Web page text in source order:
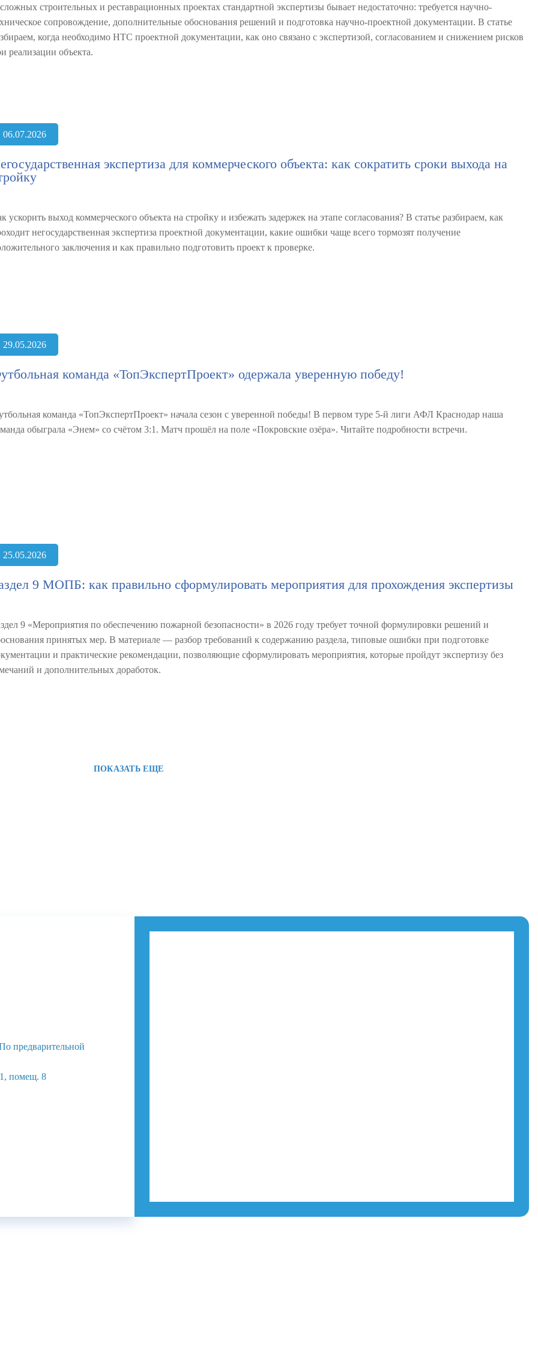
строительных и реставрационных проектах стандартной экспертизы бывает недостаточно: требуется научно-
сопровождение, дополнительные обоснования решений и подготовка научно-проектной документации. В статье
когда необходимо НТС проектной документации, как оно связано с экспертизой, согласованием и снижением рисков
реализации объекта.
06.07.2026
экспертиза для коммерческого объекта: как сократить сроки выхода на
ускорить выход коммерческого объекта на стройку и избежать задержек на этапе согласования? В статье разбираем, как
негосударственная экспертиза проектной документации, какие ошибки чаще всего тормозят получение
заключения и как правильно подготовить проект к проверке.
29.05.2026
команда «ТопЭкспертПроект» одержала уверенную победу!
команда «ТопЭкспертПроект» начала сезон с уверенной победы! В первом туре 5-й лиги АФЛ Краснодар наша
обыграла «Энем» со счётом 3:1. Матч прошёл на поле «Покровские озёра». Читайте подробности встречи.
25.05.2026
9 МОПБ: как правильно сформулировать мероприятия для прохождения экспертизы
9 «Мероприятия по обеспечению пожарной безопасности» в 2026 году требует точной формулировки решений и
принятых мер. В материале — разбор требований к содержанию раздела, типовые ошибки при подготовке
и практические рекомендации, позволяющие сформулировать мероприятия, которые пройдут экспертизу без
и дополнительных доработок.
ПОКАЗАТЬ ЕЩЕ
предварительной
помещ. 8